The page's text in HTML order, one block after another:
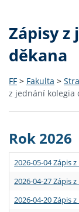
Zápisy z
děkana
FF > Fakulta >
z jednání kolegia
Rok 2026
2026-05-04 Zápis
2026-04-27 Zápis
2026-04-20 Zápis